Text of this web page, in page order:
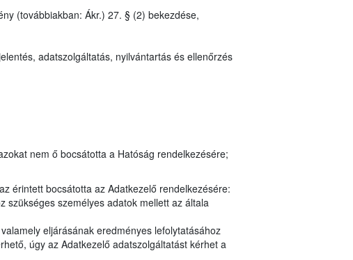
(továbbiakban: Ákr.) 27. § (2) bekezdése,
adatszolgáltatás, nyilvántartás és ellenőrzés
nem ő bocsátotta a Hatóság rendelkezésére;
érintett bocsátotta az Adatkezelő rendelkezésére:
személyes adatok mellett az általa
eljárásának eredményes lefolytatásához
úgy az Adatkezelő adatszolgáltatást kérhet a